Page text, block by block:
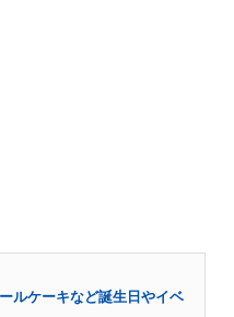
ルケーキなど誕生日やイベ